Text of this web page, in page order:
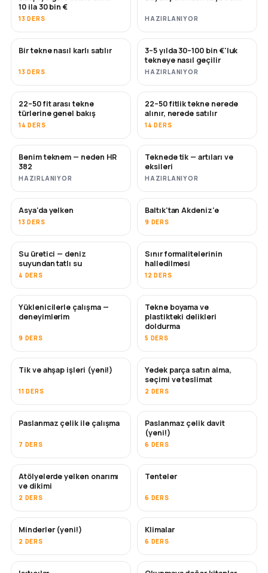
10 ila 30 bin €
13 DERS HAZIRLANIYOR
YENI
Bir tekne nasıl karlı satılır
13 DERS
YENI
3–5 yılda 30–100 bin €'luk
tekneye nasıl geçilir
HAZIRLANIYOR
YAKINDA
22–50 fit arası tekne
türlerine genel bakış
14 DERS
YAKINDA
22–50 fitlik tekne nerede
alınır, nerede satılır
14 DERS
YAKINDA
Benim teknem — neden HR
382
HAZIRLANIYOR
YAKINDA
Teknede tik — artıları ve
eksileri
HAZIRLANIYOR
YAKINDA
Asya'da yelken
13 DERS
YAKINDA
Baltık'tan Akdeniz'e
9 DERS
YAKINDA
Su üretici — deniz
suyundan tatlı su
4 DERS
Sınır formalitelerinin
halledilmesi
12 DERS
YAKINDA
Yüklenicilerle çalışma —
deneyimlerim
9 DERS
YAKINDA
Tekne boyama ve
plastikteki delikleri
doldurma
5 DERS
Tik ve ahşap işleri (yeni!)
11 DERS
YAKINDA
Yedek parça satın alma,
seçimi ve teslimat
2 DERS
YAKINDA
Paslanmaz çelik ile çalışma
7 DERS
Paslanmaz çelik davit
(yeni!)
6 DERS
YAKINDA
Atölyelerde yelken onarımı
ve dikimi
2 DERS
Tenteler
6 DERS
Minderler (yeni!)
2 DERS
YAKINDA
Klimalar
6 DERS